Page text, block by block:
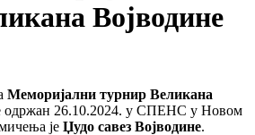
Војводине
Меморијални турнир Великана
одржан 26.10.2024. у СПЕНС у Новом
је Џудо савез Војводине.